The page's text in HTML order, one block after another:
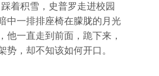
着积雪，史普罗走进校园
中一排排座椅在朦胧的月光
他一直走到前面，跪下来，
势，却不知该如何开口。